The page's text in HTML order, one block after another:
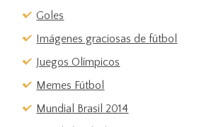
Goles
Imágenes graciosas de fútbol
Juegos Olímpicos
Memes Fútbol
Mundial Brasil 2014